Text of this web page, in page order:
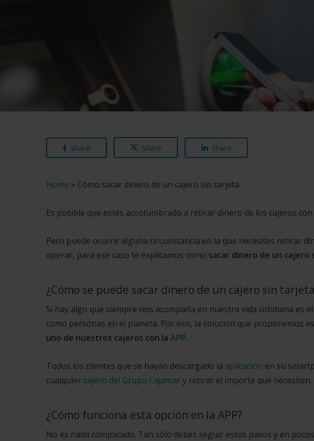
Share Share Share
Home » Cómo sacar dinero de un cajero sin tarjeta
Es posible que estés acostumbrado a retirar dinero de los cajeros
Pero puede ocurrir alguna circunstancia en la que necesites retirar
operar, para ese caso te explicamos como sacar dinero de un cajero
¿Cómo se puede sacar dinero de un cajero sin
Si hay algo que siempre nos acompaña en nuestra vida cotidiana es
como personas en el planeta. Por eso, la solución que proponemos es
uno de nuestros cajeros con la APP.
Todos los clientes que se hayan descargado la aplicación en su
cualquier cajero del Grupo Cajamary retirar el importe que necesiten.
¿Cómo funciona esta opción en la APP?
No es nada complicado. Tan sólo debes seguir estos pasos y en